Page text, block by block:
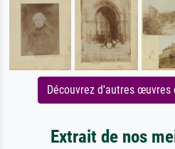
Découvrez d'autres œuvres
Extrait de nos